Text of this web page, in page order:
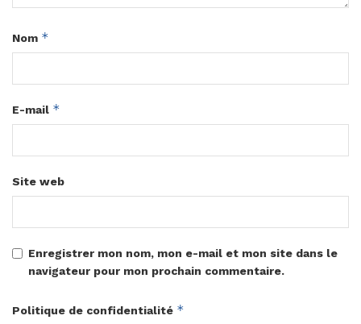
Nom *
E-mail *
Site web
Enregistrer mon nom, mon e-mail et mon site dans le
navigateur pour mon prochain commentaire.
Politique de confidentialité *